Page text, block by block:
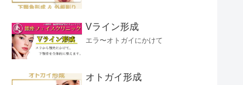
Vライン形成
エラ〜オトガイにかけて
オトガイ形成